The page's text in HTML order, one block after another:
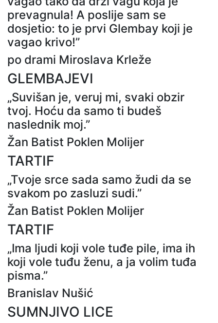
prevagnula! A poslije sam se
dosjetio: to je prvi Glembay koji je
vagao krivo!”
po drami Miroslava Krleže
GLEMBAJEVI
„Suvišan je, veruj mi, svaki obzir
tvoj. Hoću da samo ti budeš
naslednik moj.”
Žan Batist Poklen Molijer
TARTIF
„Tvoje srce sada samo žudi da se
svakom po zasluzi sudi.”
Žan Batist Poklen Molijer
TARTIF
„Ima ljudi koji vole tuđe pile, ima ih
koji vole tuđu ženu, a ja volim tuđa
pisma.”
Branislav Nušić
SUMNJIVO LICE